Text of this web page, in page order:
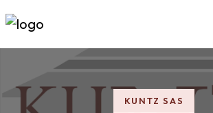
KUNTZ SAS